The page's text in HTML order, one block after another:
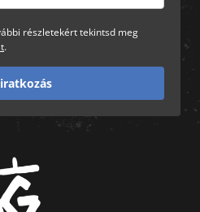
részletekért tekintsd meg
.